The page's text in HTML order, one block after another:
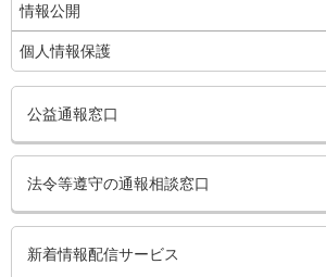
情報公開
個人情報保護
公益通報窓口
法令等遵守の通報相談窓口
新着情報配信サービス